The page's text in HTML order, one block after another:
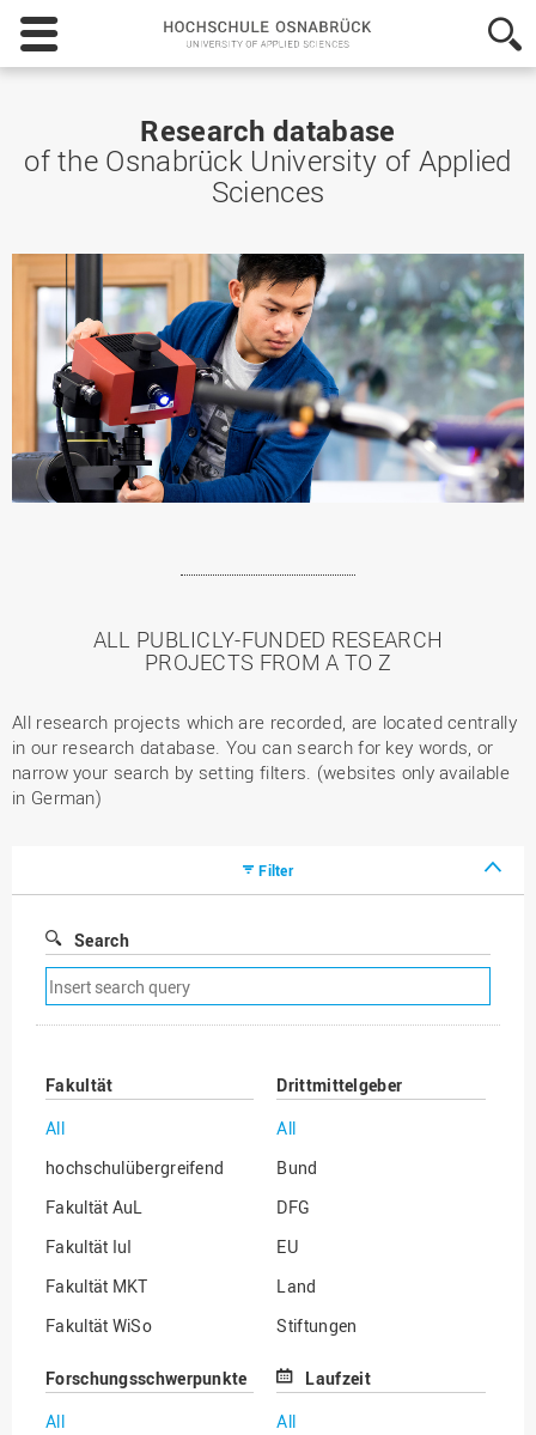
Hochschule
Osnabrück
-
Sciences
Research database
of the Osnabrück University of Applied
Sciences
ALL PUBLICLY-FUNDED RESEARCH
PROJECTS FROM A TO Z
All research projects which are recorded, are located centrally
in our research database. You can search for key words, or
narrow your search by setting filters. (websites only available
in German)
Filter
Search
Remove
search
filter
Fakultät
All
hochschulübergreifend
Fakultät AuL
Fakultät IuI
Fakultät MKT
Fakultät WiSo
Drittmittelgeber
All
Bund
DFG
EU
Land
Stiftungen
Sonstige
Forschungsschwerpunkte
All
Laufzeit
All